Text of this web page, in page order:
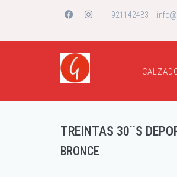
921142483
TREINTAS 30¨S
BRONCE